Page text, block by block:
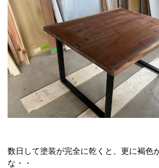
数日して塗装が完全に乾くと、更に褐色
な・・